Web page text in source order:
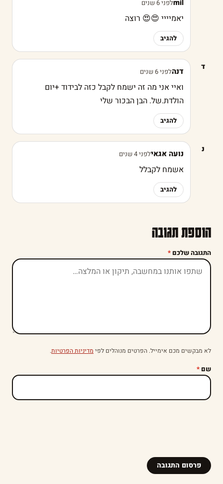
milלפני 6 שנים
יאמיייי 😍😍 רוצה
להגיב
ד דנהלפני 6 שנים
ואיי אני מה זה ישמח לקבל כזה לבידוד +יום
הולדת.של. הבן הבכור שלי
להגיב
נ נועה אגאילפני 4 שנים
אשמח לקבלל
להגיב
הוספת תגובה
התגובה שלכם *
לא מבקשים מכם אימייל. הפרטים מנוהלים לפי מדיניות הפרטיות.
שם *